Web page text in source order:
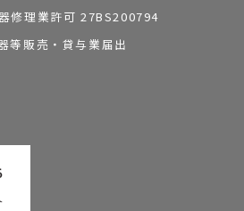
修理業許可 27BS200794
販売・貸与業届出